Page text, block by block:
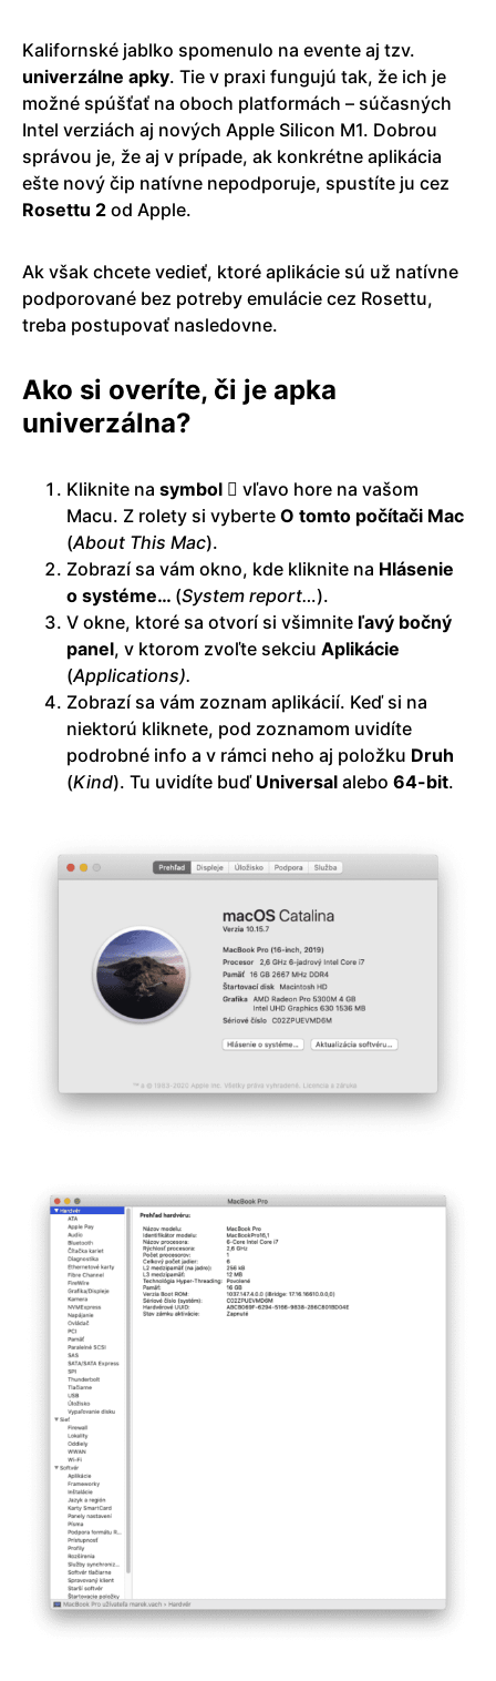
Kalifornské jablko spomenulo na evente aj tzv.
univerzálne apky. Tie v praxi fungujú tak, že ich je
možné spúšťať na oboch platformách – súčasných
Intel verziách aj nových Apple Silicon M1. Dobrou
správou je, že aj v prípade, ak konkrétne aplikácia
ešte nový čip natívne nepodporuje, spustíte ju cez
Rosettu 2 od Apple.
Ak však chcete vedieť, ktoré aplikácie sú už natívne
podporované bez potreby emulácie cez Rosettu,
treba postupovať nasledovne.
Ako si overíte, či je apka
univerzálna?
Kliknite na symbol  vľavo hore na vašom
Macu. Z rolety si vyberte O tomto počítači Mac
(About This Mac).
Zobrazí sa vám okno, kde kliknite na Hlásenie
o systéme… (System report…).
V okne, ktoré sa otvorí si všimnite ľavý bočný
panel, v ktorom zvoľte sekciu Aplikácie
(Applications).
Zobrazí sa vám zoznam aplikácií. Keď si na
niektorú kliknete, pod zoznamom uvidíte
podrobné info a v rámci neho aj položku Druh
(Kind). Tu uvidíte buď Universal alebo 64-bit.